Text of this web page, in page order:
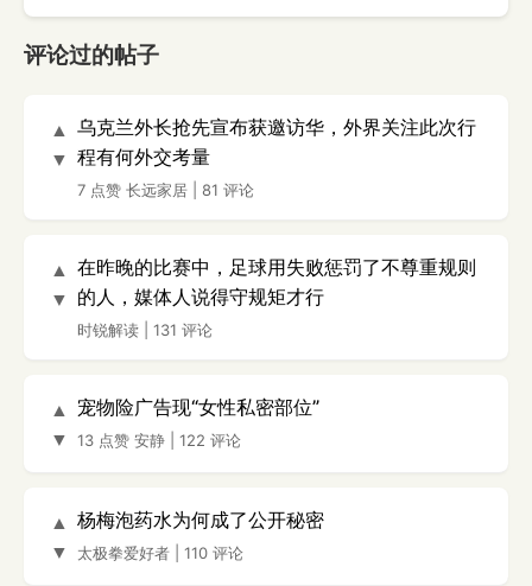
评论过的帖子
▲
▼
乌克兰外长抢先宣布获邀访华，外界关注此次行
程有何外交考量
7 点赞 长远家居 81 评论
▲
▼
在昨晚的比赛中，足球用失败惩罚了不尊重规则
的人，媒体人说得守规矩才行
时锐解读 131 评论
▲
▼
宠物险广告现“女性私密部位”
13 点赞 安静 122 评论
▲
▼
杨梅泡药水为何成了公开秘密
太极拳爱好者 110 评论